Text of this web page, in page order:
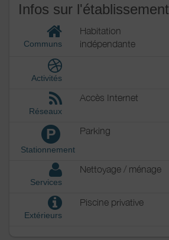
Infos sur l'établissement
Communs
Habitation
indépendante
Activités
Réseaux
Accès Internet
P
Stationnement
Parking
Services
Nettoyage / ménage
Extérieurs
Piscine privative